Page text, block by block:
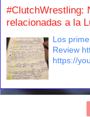
#ClutchWrestling:
relacionadas a la
Los
Review
https://